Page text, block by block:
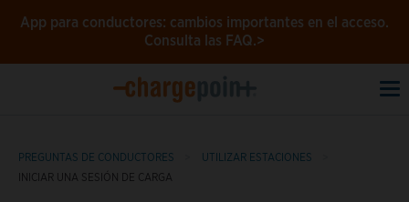
App para conductores: cambios importantes en el acceso.
Consulta las FAQ.>
PREGUNTAS DE CONDUCTORES
UTILIZAR ESTACIONES
INICIAR UNA SESIÓN DE CARGA